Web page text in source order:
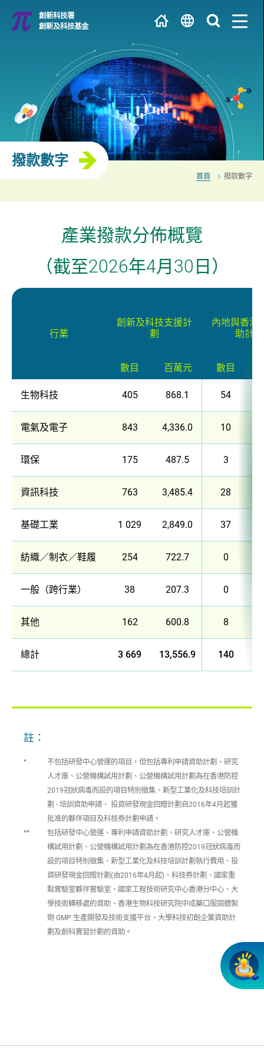
創新科技署
創新及科技基金
EN
撥款數字
首頁 撥款數字
產業撥款分佈概覽
（截至2026年4月30日）
行業
創新及科技支援計
劃
內地與香港
助計劃
數目 百萬元 數目
生物科技 405 868.1 54
電氣及電子 843 4,336.0 10
環保 175 487.5 3
資訊科技 763 3,485.4 28
基礎工業 1 029 2,849.0 37
紡織／制衣／鞋履 254 722.7 0
一般（跨行業） 38 207.3 0
其他 162 600.8 8
總計 3 669 13,556.9 140
註：
*
不包括研發中心營運的項目，但包括專利申請資助計劃、研究
人才庫、公營機構試用計劃、公營機構試用計劃為在香港防控
2019冠狀病毒而設的項目特別徵集、新型工業化及科技培訓計
劃 - 培訓資助申請、 投資研發現金回贈計劃自2016年4月起獲
批准的夥伴項目及科技券計劃申請。
**
包括研發中心營運、專利申請資助計劃、研究人才庫、公營機
構試用計劃、公營機構試用計劃為在香港防控2019冠狀病毒而
設的項目特別徵集、新型工業化及科技培訓計劃執行費用、投
資研發現金回贈計劃(由2016年4月起)、科技券計劃、國家重
點實驗室夥伴實驗室、國家工程技術研究中心香港分中心、大
學技術轉移處的資助、香港生物科技研究院中成藥口服固體製
劑 GMP 生產開發及技術支援平台、大學科技初創企業資助計
劃及創科實習計劃的資助。
研發中心
大學 / 科研機構
企業 / 初創企業 / 創科加速器